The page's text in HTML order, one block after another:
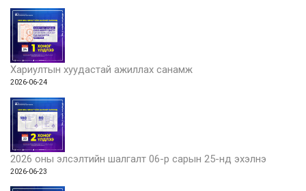
Хариултын хуудастай ажиллах санамж
2026-06-24
2026 оны элсэлтийн шалгалт 06-р сарын 25-нд эхэлнэ
2026-06-23